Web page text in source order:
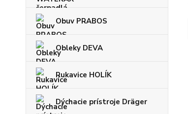
Obuv PRABOS
Obleky DEVA
Rukavice HOLÍK
Dýchacie prístroje Dräger